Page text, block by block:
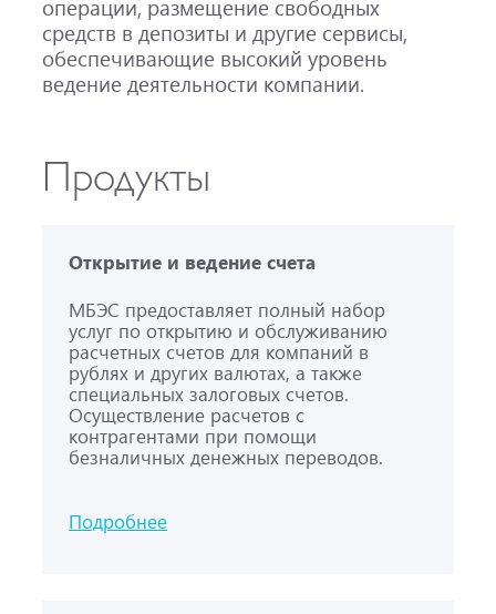
операции, размещение свободных
средств в депозиты и другие сервисы,
обеспечивающие высокий уровень
ведение деятельности компании.
Продукты
Открытие и ведение счета
МБЭС предоставляет полный набор
услуг по открытию и обслуживанию
расчетных счетов для компаний в
рублях и других валютах, а также
специальных залоговых счетов.
Осуществление расчетов с
контрагентами при помощи
безналичных денежных переводов.
Подробнее